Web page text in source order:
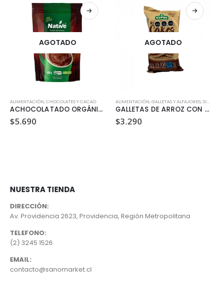
AGOTADO
ALIMENTACIÓN,CHOCOLATES Y CACAO
ACHOCOLATADO ORGÁNICO (400GR)
$5.690
AGOTADO
ALIMENTACIÓN,GALLETAS Y ALFAJORES,SIN GLUTEN
GALLETAS DE ARROZ CON CHOCOLATE DE LECHE KUPIEC 90 GR
$3.290
NUESTRA TIENDA
DIRECCIÓN:
Av. Providencia 2623, Providencia, Región Metropolitana
TELEFONO:
(2) 3245 1526
EMAIL:
contacto@sanomarket.cl